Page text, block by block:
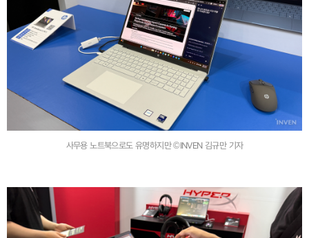
사무용 노트북으로도 유명하지만 ©INVEN 김규만 기자